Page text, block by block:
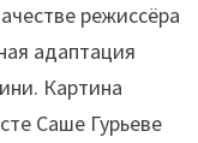
режиссёра
адаптация
Картина
Саше Гурьеве